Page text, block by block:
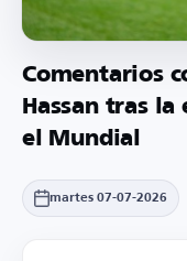
Comentarios
Hassan tras
el Mundial
martes 07-07-2026